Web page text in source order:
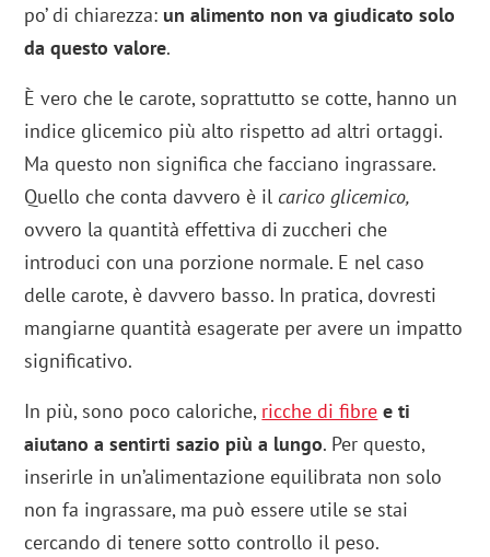
po’ di chiarezza: un alimento non va giudicato solo
da questo valore.
È vero che le carote, soprattutto se cotte, hanno un
indice glicemico più alto rispetto ad altri ortaggi.
Ma questo non significa che facciano ingrassare.
Quello che conta davvero è il carico glicemico,
ovvero la quantità effettiva di zuccheri che
introduci con una porzione normale. E nel caso
delle carote, è davvero basso. In pratica, dovresti
mangiarne quantità esagerate per avere un impatto
significativo.
In più, sono poco caloriche, ricche di fibre e ti
aiutano a sentirti sazio più a lungo. Per questo,
inserirle in un’alimentazione equilibrata non solo
non fa ingrassare, ma può essere utile se stai
cercando di tenere sotto controllo il peso.